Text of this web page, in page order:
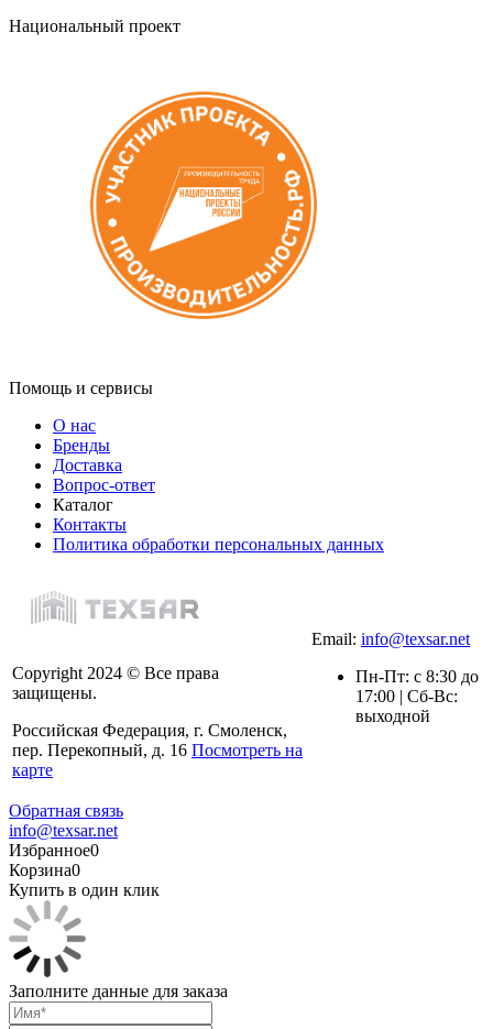
Национальный проект
Помощь и сервисы
О нас
Бренды
Доставка
Вопрос-ответ
Каталог
Контакты
Политика обработки персональных данных
Copyright 2024 © Все права
защищены.
Российская Федерация, г. Смоленск,
пер. Перекопный, д. 16 Посмотреть на
карте
Email: info@texsar.net
Пн-Пт: с 8:30 до
17:00 | Сб-Вс:
выходной
Обратная связь
info@texsar.net
Избранное0
Корзина0
Купить в один клик
Заполните данные для заказа